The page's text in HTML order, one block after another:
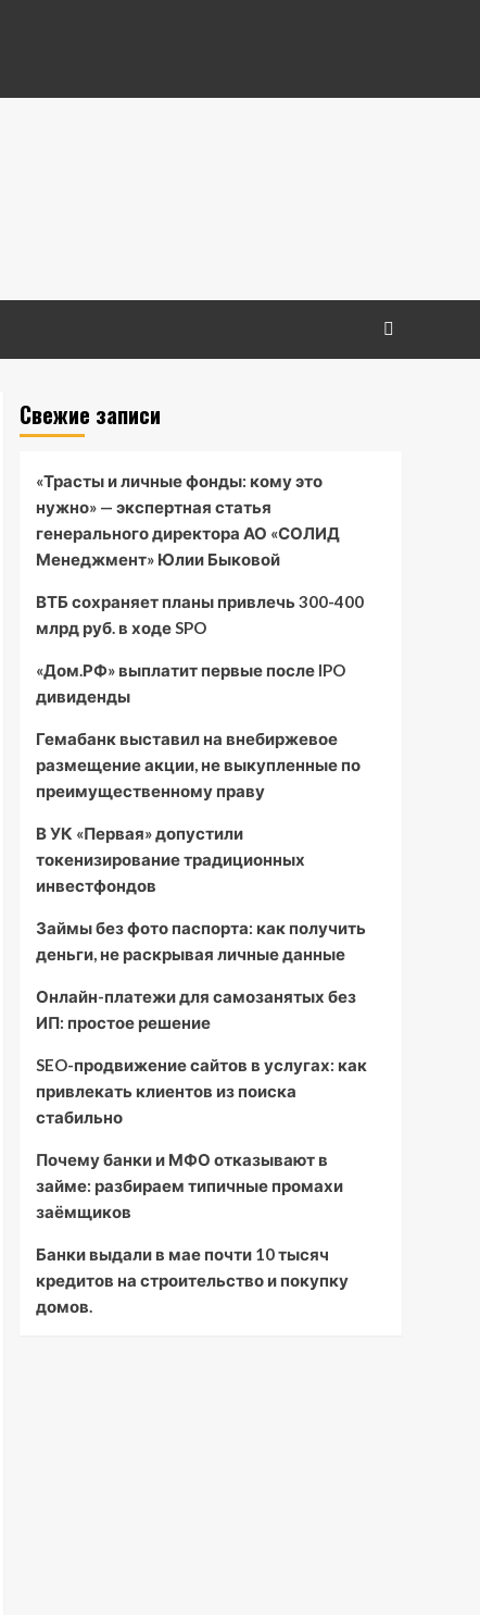
Свежие записи
«Трасты и личные фонды: кому это
нужно» — экспертная статья
генерального директора АО «СОЛИД
Менеджмент» Юлии Быковой
ВТБ сохраняет планы привлечь 300-400
млрд руб. в ходе SPO
«Дом.РФ» выплатит первые после IPO
дивиденды
Гемабанк выставил на внебиржевое
размещение акции, не выкупленные по
преимущественному праву
В УК «Первая» допустили
токенизирование традиционных
инвестфондов
Займы без фото паспорта: как получить
деньги, не раскрывая личные данные
Онлайн-платежи для самозанятых без
ИП: простое решение
SEO-продвижение сайтов в услугах: как
привлекать клиентов из поиска
стабильно
Почему банки и МФО отказывают в
займе: разбираем типичные промахи
заёмщиков
Банки выдали в мае почти 10 тысяч
кредитов на строительство и покупку
домов.